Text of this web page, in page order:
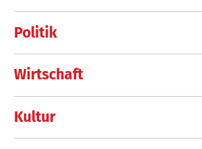
Politik
Wirtschaft
Kultur